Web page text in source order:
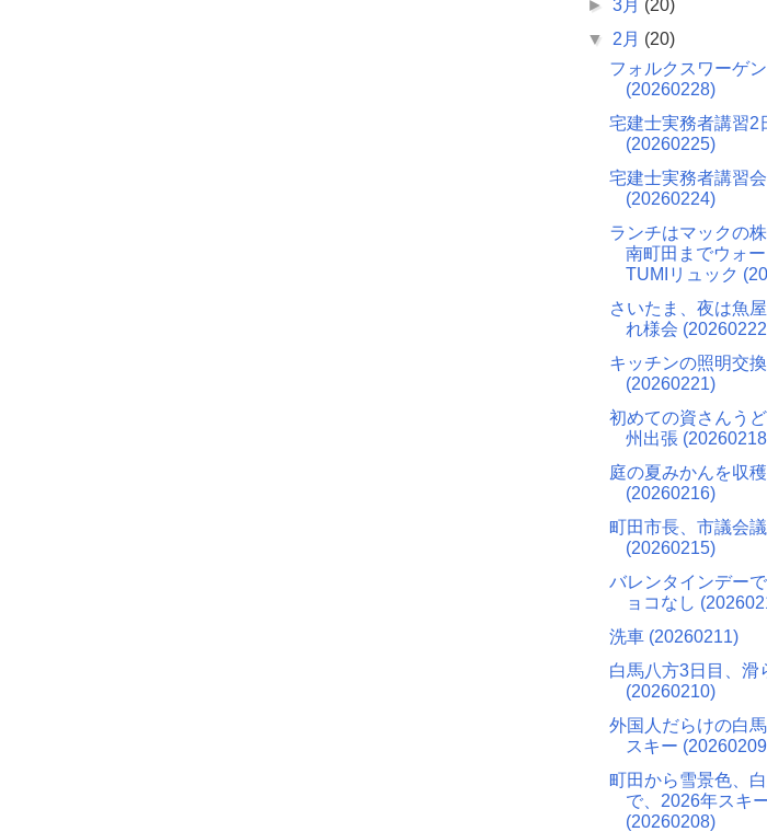
►3月 (20)
▼ 2月 (20)
フォルクスワーゲン
(20260228)
宅建士実務者講習2
(20260225)
宅建士実務者講習
(20260224)
ランチはマックの
南町田までウォ
TUMIリュック
さいたま、夜は魚
れ様会
キッチンの照明交換
(20260221)
初めての資さんう
州出張
庭の夏みかんを収穫
(20260216)
町田市長、市議会
(20260215)
バレンタインデー
ョコなし
洗車 (20260211)
白馬八方3日目、滑
(20260210)
外国人だらけの白
スキー
町田から雪景色、
で、2026年スキ
(20260208)